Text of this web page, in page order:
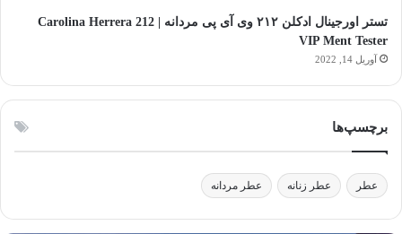
تستر اورجینال ادکلن ۲۱۲ وی آی پی مردانه | Carolina Herrera 212
VIP Ment Tester
آوریل 14, 2022
برچسپ‌ها
عطر عطر زنانه عطر مردانه